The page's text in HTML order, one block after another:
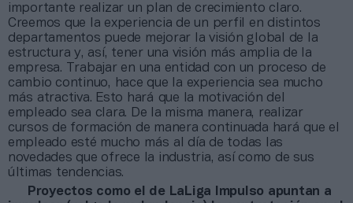
importante realizar un plan de crecimiento claro.
Creemos que la experiencia de un perfil en distintos
departamentos puede mejorar la visión global de la
estructura y, así, tener una visión más amplia de la
empresa. Trabajar en una entidad con un proceso de
cambio continuo, hace que la experiencia sea mucho
más atractiva. Esto hará que la motivación del
empleado sea clara. De la misma manera, realizar
cursos de formación de manera continuada hará que el
empleado esté mucho más al día de todas las
novedades que ofrece la industria, así como de sus
últimas tendencias.
Proyectos como el de LaLiga Impulso apuntan a